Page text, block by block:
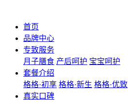
首页
品牌中心
专致服务
月子膳食 产后呵护 宝宝呵护
套餐介绍
格格·初享 格格·新生 格格·优致
真实口碑